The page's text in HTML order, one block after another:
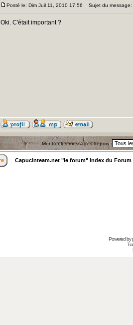
Posté le: Dim Juil 11, 2010 17:56 Sujet du message:
Oki. C'était important ?
Montrer les messages depuis:
Capucinteam.net "le forum" Index du Forum
Powered by